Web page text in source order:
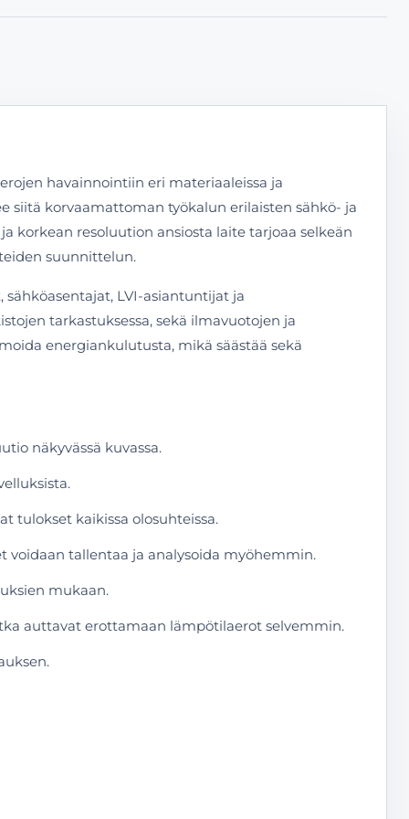
havainnointiin eri materiaaleissa ja
siitä korvaamattoman työkalun erilaisten sähkö- ja
korkean resoluution ansiosta laite tarjoaa selkeän
suunnittelun.
LVI-asiantuntijat ja
tarkastuksessa, sekä ilmavuotojen ja
energiankulutusta, mikä säästää sekä
näkyvässä kuvassa.
tulokset kaikissa olosuhteissa.
tallentaa ja analysoida myöhemmin.
mukaan.
auttavat erottamaan lämpötilaerot selvemmin.